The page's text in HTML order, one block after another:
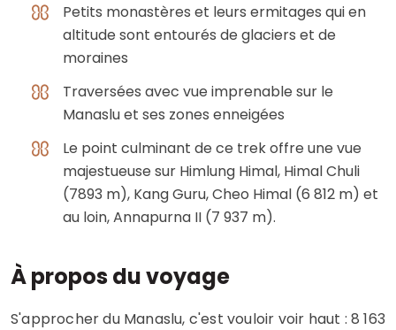
Petits monastères et leurs ermitages qui en
altitude sont entourés de glaciers et de
moraines
Traversées avec vue imprenable sur le
Manaslu et ses zones enneigées
Le point culminant de ce trek offre une vue
majestueuse sur Himlung Himal, Himal Chuli
(7893 m), Kang Guru, Cheo Himal (6 812 m) et
au loin, Annapurna II (7 937 m).
À propos du voyage
S'approcher du Manaslu, c'est vouloir voir haut : 8 163